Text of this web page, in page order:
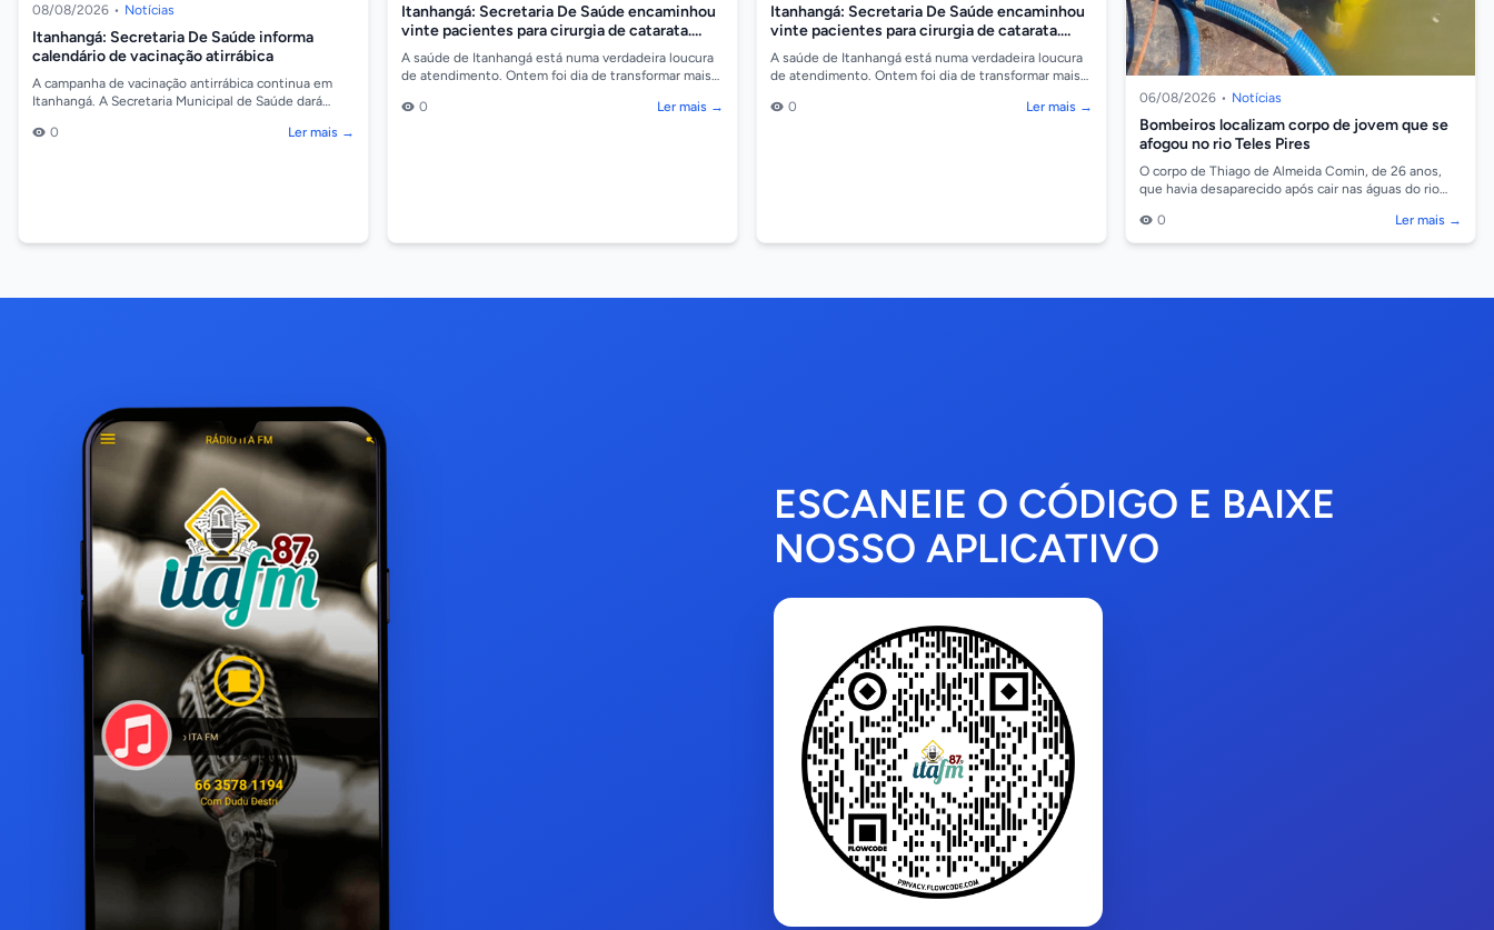
08/08/2026 • Notícias
Itanhangá: Secretaria De Saúde informa
calendário de vacinação atirrábica
A campanha de vacinação antirrábica continua em
Itanhangá. A Secretaria Municipal de Saúde dará
sema...
0 Ler mais →
Itanhangá: Secretaria De Saúde encaminhou
vinte pacientes para cirurgia de catarata.
Vídeo
A saúde de Itanhangá está numa verdadeira loucura
de atendimento. Ontem foi dia de transformar mais
0
Ler mais →
Itanhangá: Secretaria De Saúde encaminhou
vinte pacientes para cirurgia de catarata.
Vídeo
A saúde de Itanhangá está numa verdadeira loucura
de atendimento. Ontem foi dia de transformar mais
0
Ler mais →
06/08/2026 • Notícias
Bombeiros localizam corpo de jovem que se
afogou no rio Teles Pires
O corpo de Thiago de Almeida Comin, de 26 anos,
que havia desaparecido após cair nas águas do rio
So...
0 Ler mais →
ESCANEIE O CÓDIGO E BAIXE
NOSSO APLICATIVO